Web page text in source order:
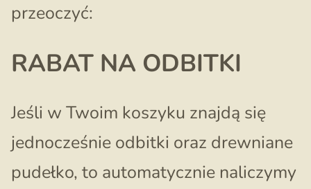
przeoczyć:
RABAT NA ODBITKI
Jeśli w Twoim koszyku znajdą się
jednocześnie odbitki oraz drewniane
pudełko, to automatycznie naliczymy